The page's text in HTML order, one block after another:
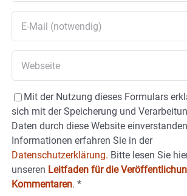
Mit der Nutzung dieses Formulars
sich mit der Speicherung und
Daten durch diese Website
Informationen erfahren Sie in der
Datenschutzerklärung. Bitte lesen Sie
unseren Leitfaden für die
Kommentaren. *